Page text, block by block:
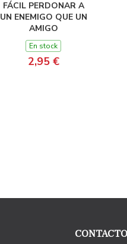
FÁCIL PERDONAR A
UN ENEMIGO QUE UN
AMIGO
En stock
2,95 €
CONTACTO